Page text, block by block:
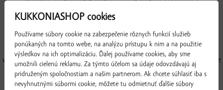
kontrolovaného ekologického poľnohospodárstva a je za studena
znižovaniu obsahu a účinnosti prírodných látok, keďže teplota lisovania je
do 40 °C. Možno ho zahrievať na vysoké teploty (až na 200 °C), preto je
vhodný aj na vyprážanie, pečenie, vymazávanie plechov a všade tam, kde je
olej vystavený vysokým teplotám. Hodí sa aj do šalátov a do studenej
kuchyne.
KUKKONIASHOP cookies
Používame súbory cookie na zabezpečenie rôznych funkcií služieb
ponúkaných na tomto webe, na analýzu prístupu k nim a na použitie
výsledkov na ich optimalizáciu. Ďalej používame cookies, aby sme
umožnili cielenú reklamu. Za týmto účelom sa údaje odovzdávajú aj
pridruženým spoločnostiam a našim partnerom. Ak chcete súhlasiť iba s
nevyhnutnými súbormi cookie, môžete tu odmietnuť ďalšie súbory